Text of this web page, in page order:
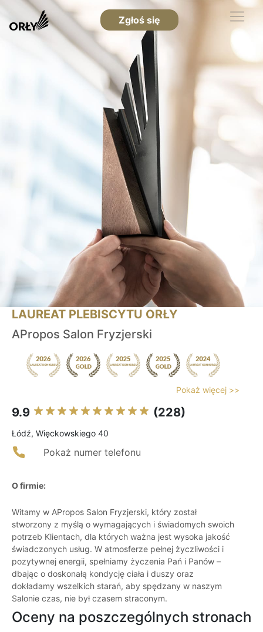
Zgłoś się
LAUREAT PLEBISCYTU ORŁY
APropos Salon Fryzjerski
Pokaż więcej >>
9.9 (228)
Łódź, Więckowskiego 40
Pokaż numer telefonu
O firmie:
Witamy w APropos Salon Fryzjerski, który został
stworzony z myślą o wymagających i świadomych swoich
potrzeb Klientach, dla których ważna jest wysoka jakość
świadczonych usług. W atmosferze pełnej życzliwości i
pozytywnej energii, spełniamy życzenia Pań i Panów –
dbając o doskonałą kondycję ciała i duszy oraz
dokładamy wszelkich starań, aby spędzany w naszym
Salonie czas, nie był czasem straconym.
Oceny na poszczególnych stronach